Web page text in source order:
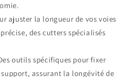
ajuster la longueur de vos voies
des cutters spécialisés
outils spécifiques pour fixer
assurant la longévité de